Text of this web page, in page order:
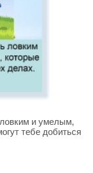
и умелым,
тебе добиться